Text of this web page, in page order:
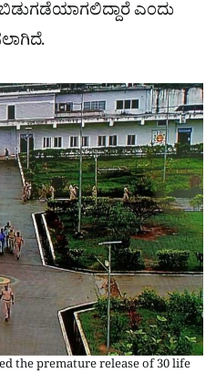
ಎಂದು
the premature release of 30 life